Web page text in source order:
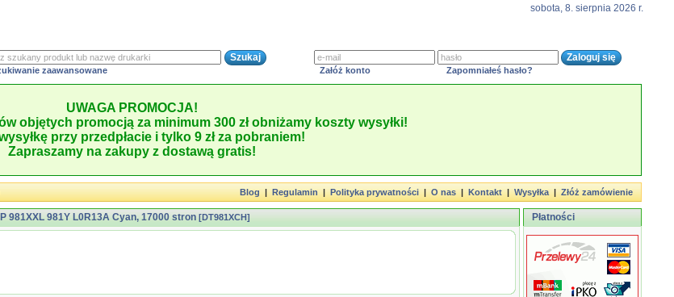
sobota, 8. sierpnia 2026 r.
zaawansowane Załóż konto Zapomniałeś hasło?
UWAGA PROMOCJA!
objętych promocją za minimum 300 zł obniżamy koszty wysyłki!
wysyłkę przy przedpłacie i tylko 9 zł za pobraniem!
Zapraszamy na zakupy z dostawą gratis!
Blog|Regulamin|Polityka prywatności|O nas|Kontakt|Wysyłka|Złóż zamówienie
981XXL 981Y L0R13A Cyan, 17000 stron [DT981XCH] Płatności